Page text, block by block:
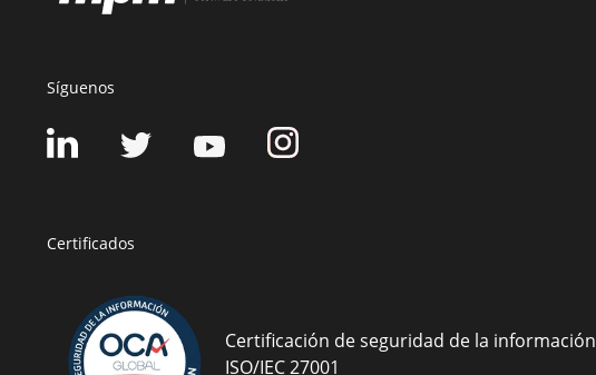
Síguenos
Certificados
Certificación de seguridad de la información
ISO/IEC 27001